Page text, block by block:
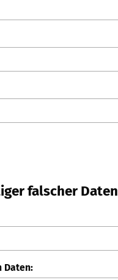
falscher Daten
Daten: